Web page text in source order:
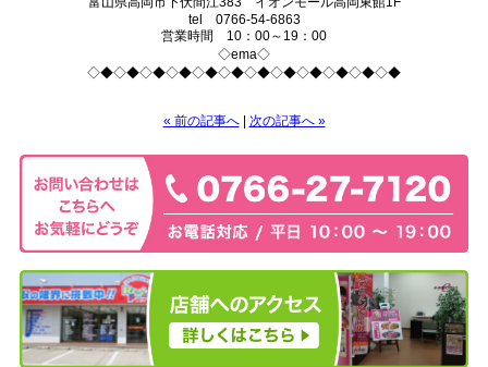
tel 0766-54-6863
営業時間 10：00～19：00
◇ema◇
◇◆◇◆◇◆◇◆◇◆◇◆◇◆◇◆◇◆◇◆◇◆◇◆
« 前の記事へ| 次の記事へ »